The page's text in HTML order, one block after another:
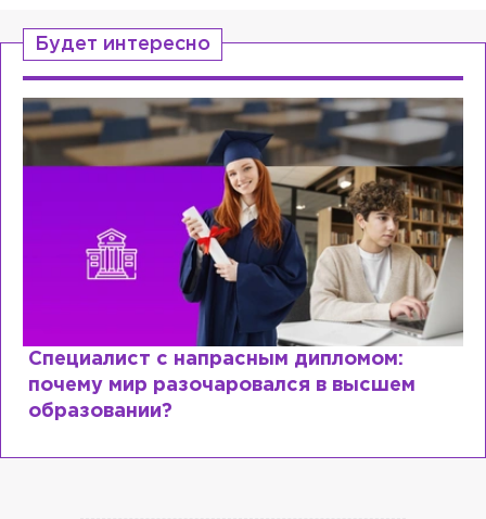
Будет интересно
с напрасным дипломом:
мир разочаровался в высшем